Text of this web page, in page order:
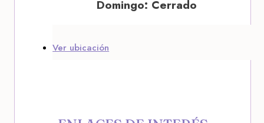
Domingo: Cerrado
Ver ubicación